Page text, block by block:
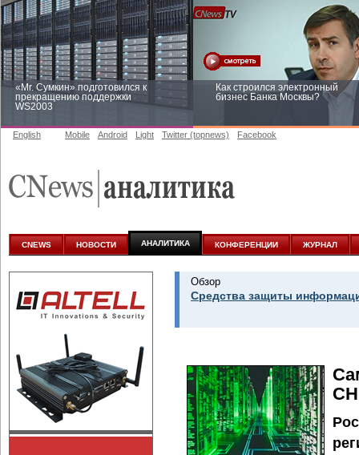
«Mr. Сумкин» подготовился к
прекращению поддержки
WS2003
Как строился электронный
бизнес Банка Москвы?
аналитике
English Mobile Android Light Twitter (topnews) Facebook
CNEWS НОВОСТИ АНАЛИТИКА КОНФЕРЕНЦИИ ЖУРНАЛ
Обзор
Средства защиты